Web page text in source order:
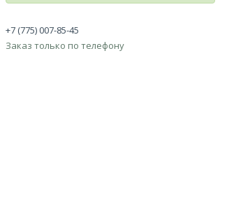
+7 (775) 007-85-45
Заказ только по телефону